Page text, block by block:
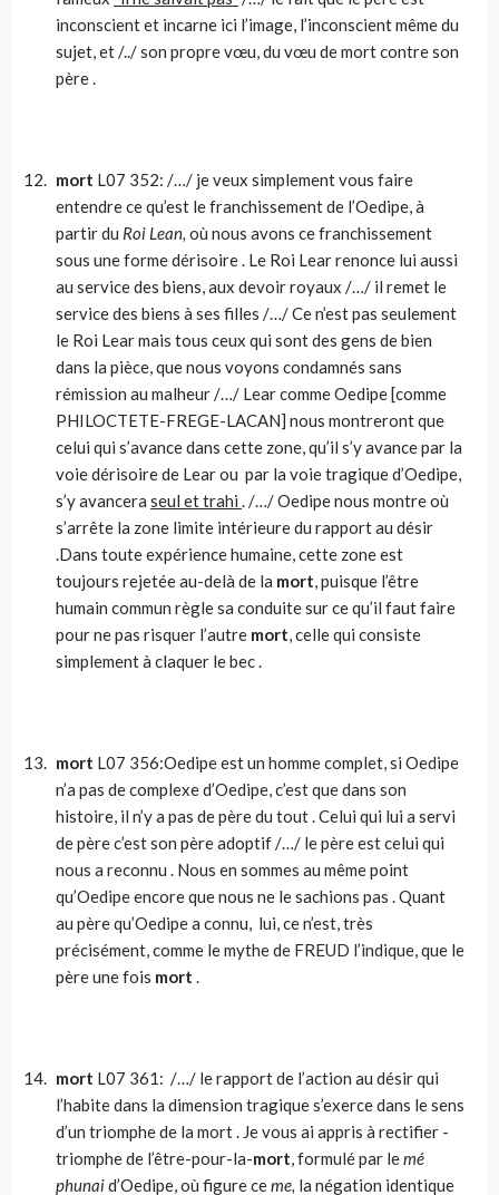
inconscient et incarne ici l’image, l’inconscient même du
sujet, et /../ son propre vœu, du vœu de mort contre son
père .
mort L07 352: /…/ je veux simplement vous faire
entendre ce qu’est le franchissement de l’Oedipe, à
partir du Roi Lean, où nous avons ce franchissement
sous une forme dérisoire . Le Roi Lear renonce lui aussi
au service des biens, aux devoir royaux /…/ il remet le
service des biens à ses filles /…/ Ce n’est pas seulement
le Roi Lear mais tous ceux qui sont des gens de bien
dans la pièce, que nous voyons condamnés sans
rémission au malheur /…/ Lear comme Oedipe [comme
PHILOCTETE-FREGE-LACAN] nous montreront que
celui qui s’avance dans cette zone, qu’il s’y avance par la
voie dérisoire de Lear ou par la voie tragique d’Oedipe,
s’y avancera seul et trahi . /…/ Oedipe nous montre où
s’arrête la zone limite intérieure du rapport au désir
.Dans toute expérience humaine, cette zone est
toujours rejetée au-delà de la mort, puisque l’être
humain commun règle sa conduite sur ce qu’il faut faire
pour ne pas risquer l’autre mort, celle qui consiste
simplement à claquer le bec .
mort L07 356:Oedipe est un homme complet, si Oedipe
n’a pas de complexe d’Oedipe, c’est que dans son
histoire, il n’y a pas de père du tout . Celui qui lui a servi
de père c’est son père adoptif /…/ le père est celui qui
nous a reconnu . Nous en sommes au même point
qu’Oedipe encore que nous ne le sachions pas . Quant
au père qu’Oedipe a connu, lui, ce n’est, très
précisément, comme le mythe de FREUD l’indique, que le
père une fois mort .
mort L07 361: /…/ le rapport de l’action au désir qui
l’habite dans la dimension tragique s’exerce dans le sens
d’un triomphe de la mort . Je vous ai appris à rectifier -
triomphe de l’être-pour-la-mort, formulé par lemé
phunaid’Oedipe, où figure ceme, la négation identique